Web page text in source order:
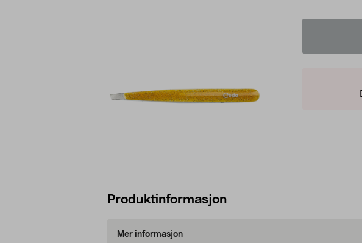
Produktinformasjon
Mer informasjon